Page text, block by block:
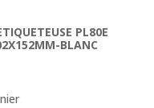
PL80E
BLANC